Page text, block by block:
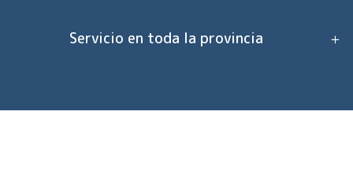
Servicio en toda la provincia